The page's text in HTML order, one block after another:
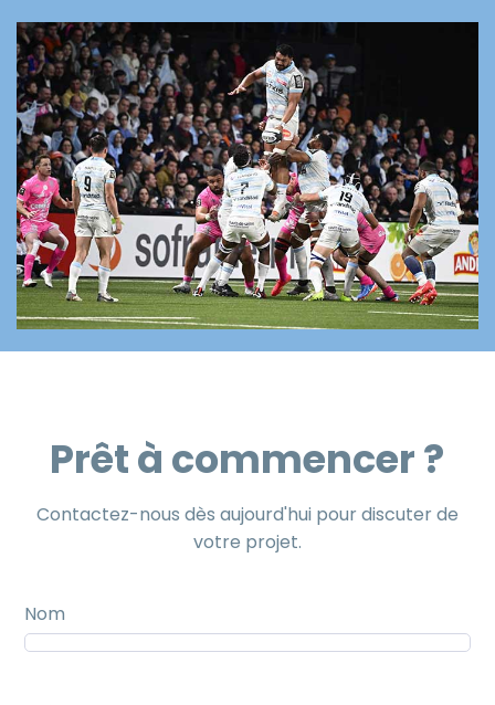
Prêt à commencer ?
Contactez-nous dès aujourd'hui pour discuter de
votre projet.
Nom